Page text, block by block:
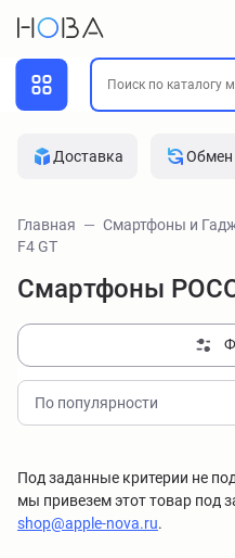
Доставка Обмен
Главная Смартфоны и
F4 GT
Смартфоны
По популярности
Под заданные критерии не
мы привезем этот товар под
shop@apple-nova.ru.